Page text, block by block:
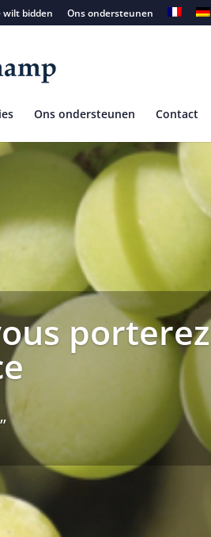
wilt bidden Ons ondersteunen
Ons ondersteunen Contact
porterez